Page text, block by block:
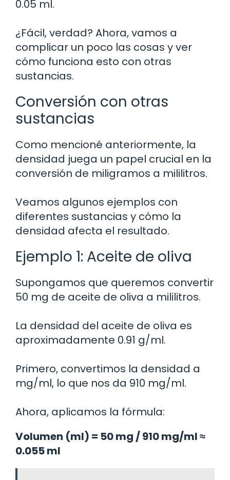
0.05 ml.
¿Fácil, verdad? Ahora, vamos a
complicar un poco las cosas y ver
cómo funciona esto con otras
sustancias.
Conversión con otras
sustancias
Como mencioné anteriormente, la
densidad juega un papel crucial en la
conversión de miligramos a mililitros.
Veamos algunos ejemplos con
diferentes sustancias y cómo la
densidad afecta el resultado.
Ejemplo 1: Aceite de oliva
Supongamos que queremos convertir
50 mg de aceite de oliva a mililitros.
La densidad del aceite de oliva es
aproximadamente 0.91 g/ml.
Primero, convertimos la densidad a
mg/ml, lo que nos da 910 mg/ml.
Ahora, aplicamos la fórmula:
Volumen (ml) = 50 mg / 910 mg/ml ≈
0.055 ml